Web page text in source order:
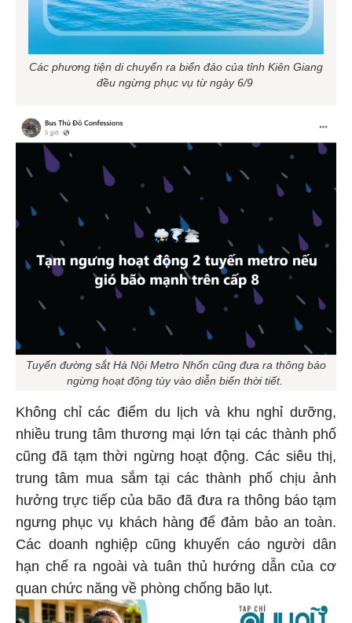
Các phương tiện di chuyển ra biển đảo của tỉnh Kiên Giang
đều ngừng phục vụ từ ngày 6/9
Tuyến đường sắt Hà Nội Metro Nhổn cũng đưa ra thông báo
ngừng hoạt động tùy vào diễn biến thời tiết.
Không chỉ các điểm du lịch và khu nghỉ dưỡng,
nhiều trung tâm thương mại lớn tại các thành phố
cũng đã tạm thời ngừng hoạt động. Các siêu thị,
trung tâm mua sắm tại các thành phố chịu ảnh
hưởng trực tiếp của bão đã đưa ra thông báo tạm
ngưng phục vụ khách hàng để đảm bảo an toàn.
Các doanh nghiệp cũng khuyến cáo người dân
hạn chế ra ngoài và tuân thủ hướng dẫn của cơ
quan chức năng về phòng chống bão lụt.